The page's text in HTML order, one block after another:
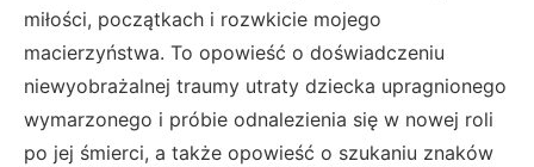
miłości, początkach i rozwkicie mojego
macierzyństwa. To opowieść o doświadczeniu
niewyobrażalnej traumy utraty dziecka upragnionego
wymarzonego i próbie odnalezienia się w nowej roli
po jej śmierci, a także opowieść o szukaniu znaków